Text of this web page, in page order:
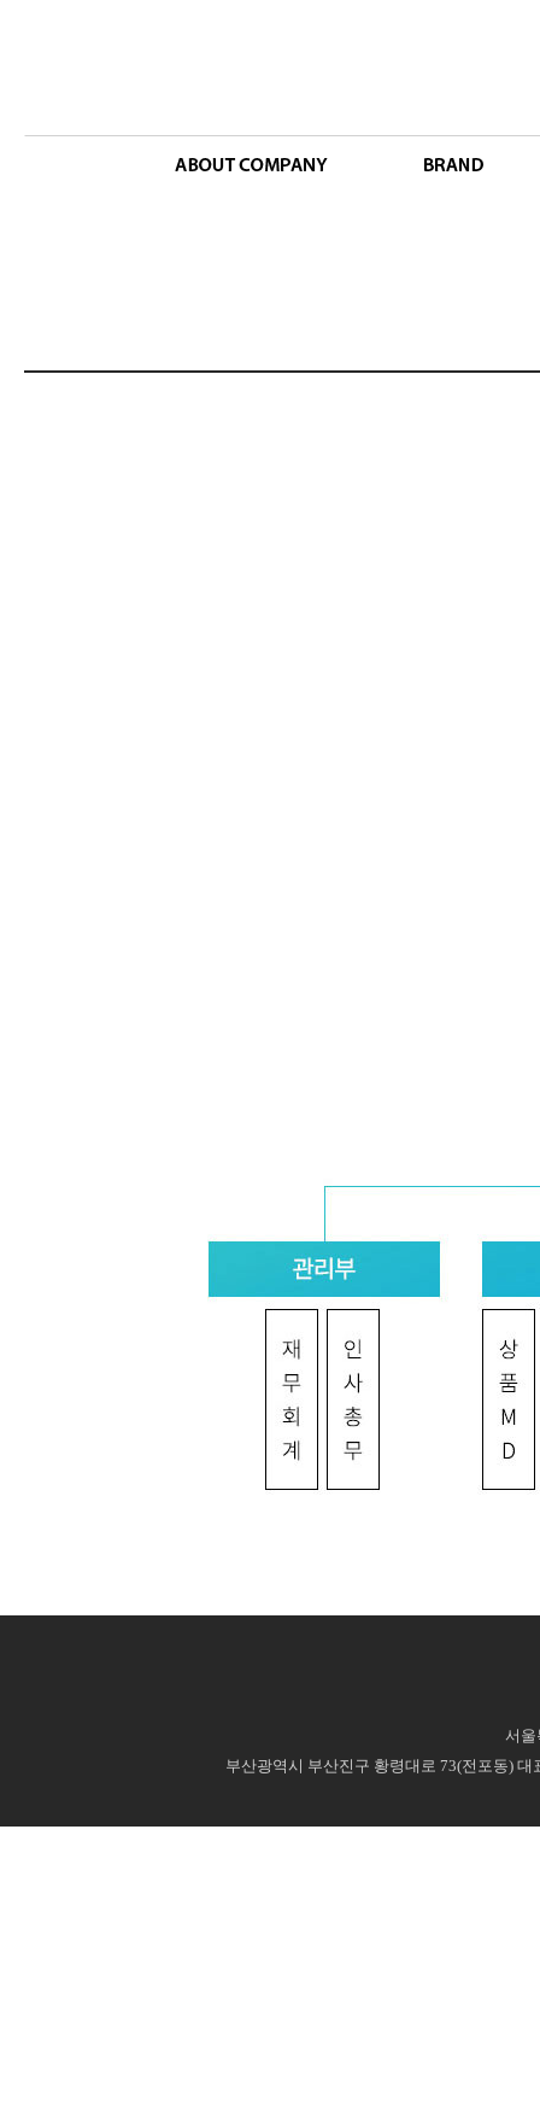
서울
부산광역시 부산진구 황령대로 73(전포동) 대